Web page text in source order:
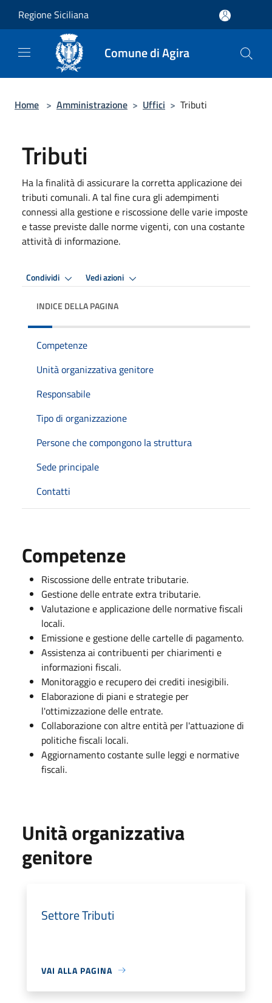
Regione Siciliana
Comune di Agira
Home > Amministrazione > Uffici > Tributi
Tributi
Ha la finalità di assicurare la corretta applicazione dei
tributi comunali. A tal fine cura gli adempimenti
connessi alla gestione e riscossione delle varie imposte
e tasse previste dalle norme vigenti, con una costante
attività di informazione.
Condividi Vedi azioni
INDICE DELLA PAGINA
Competenze
Unità organizzativa genitore
Responsabile
Tipo di organizzazione
Persone che compongono la struttura
Sede principale
Contatti
Competenze
Riscossione delle entrate tributarie.
Gestione delle entrate extra tributarie.
Valutazione e applicazione delle normative fiscali
locali.
Emissione e gestione delle cartelle di pagamento.
Assistenza ai contribuenti per chiarimenti e
informazioni fiscali.
Monitoraggio e recupero dei crediti inesigibili.
Elaborazione di piani e strategie per
l'ottimizzazione delle entrate.
Collaborazione con altre entità per l'attuazione di
politiche fiscali locali.
Aggiornamento costante sulle leggi e normative
fiscali.
Unità organizzativa
genitore
Settore Tributi
VAI ALLA PAGINA